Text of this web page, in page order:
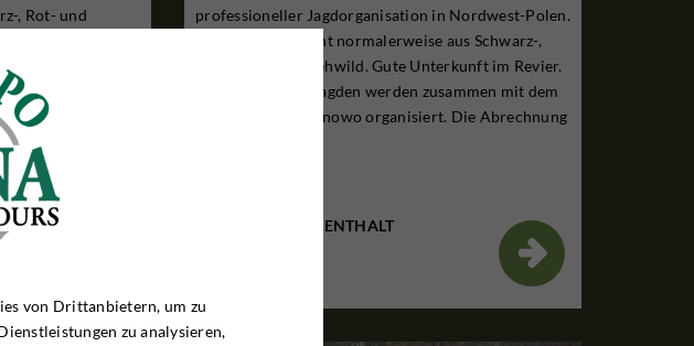
, Rot- und
Zlotoryja
Revier. Die
oder Sie
professioneller Jagdorganisation in Nordwest-Polen.
Die Strecke besteht normalerweise aus Schwarz-,
Rot-, Dam- und Rehwild. Gute Unterkunft im Revier.
Einige der Drückjagden werden zusammen mit dem
Nachbarrevier Runowo organisiert. Die Abrechnung
3 TAGE JAGDAUFENTHALT

von Drittanbietern, um zu
zu analysieren,